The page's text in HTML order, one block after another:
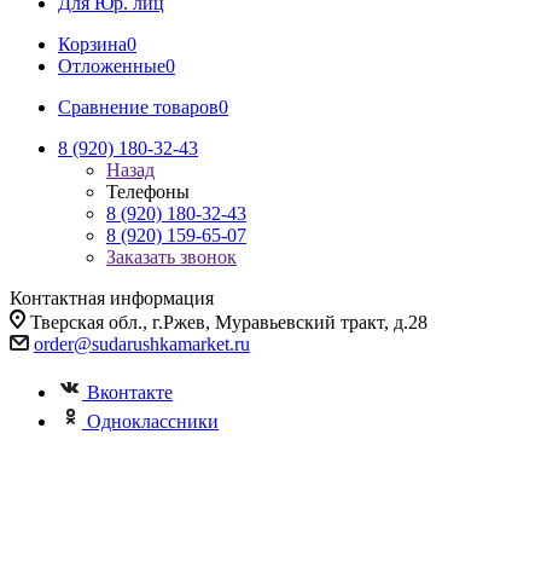
Корзина0
Отложенные0
Сравнение товаров0
8 (920) 180-32-43
Назад
Телефоны
8 (920) 180-32-43
8 (920) 159-65-07
Заказать звонок
Контактная информация
Тверская обл., г.Ржев, Муравьевский тракт, д.28
order@sudarushkamarket.ru
Вконтакте
Одноклассники